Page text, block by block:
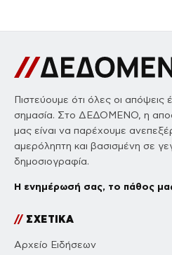
Πιστεύουμε ότι όλες οι απόψεις
σημασία. Στο ΔΕΔΟΜΕΝΟ, η
μας είναι να παρέχουμε
αμερόληπτη και βασισμένη σε
δημοσιογραφία.
Η ενημέρωσή σας, το πάθος
//ΣΧΕΤΙΚΑ
Αρχείο Ειδήσεων